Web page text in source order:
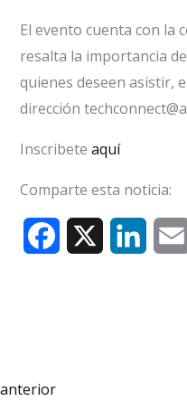
El evento cuenta con la
resalta la importancia
quienes deseen asistir,
dirección
Inscribete aquí
Comparte esta noticia: